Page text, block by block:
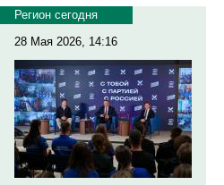
Регион сегодня
28 Мая 2026, 14:16